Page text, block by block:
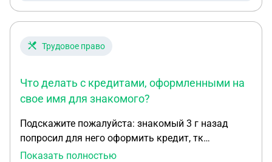
Трудовое право
Что делать с кредитами, оформленными на
свое имя для знакомого?
Подскажите пожалуйста: знакомый 3 г назад
попросил для него оформить кредит, тк
находился в стадии банкротства.оформила 2
Показать полностью